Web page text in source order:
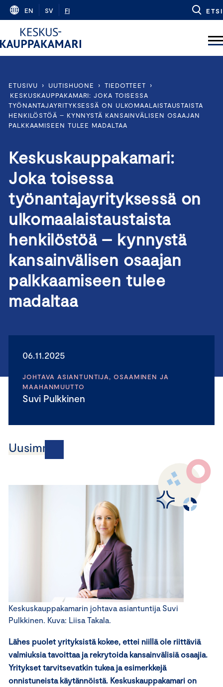
Skip
content
EN SV FI ETSI
ETUSIVU › UUTISHUONE › TIEDOTTEET
›
KESKUSKAUPPAKAMARI: JOKA TOISESSA
TYÖNANTAJAYRITYKSESSÄ ON ULKOMAALAISTAUSTAISTA
HENKILÖSTÖÄ – KYNNYSTÄ KANSAINVÄLISEN OSAAJAN
PALKKAAMISEEN TULEE MADALTAA
Keskuskauppakamari:
Joka toisessa
työnantajayrityksessä on
ulkomaalaistaustaista
henkilöstöä – kynnystä
kansainvälisen osaajan
palkkaamiseen tulee
madaltaa
06.11.2025
JOHTAVA ASIANTUNTIJA, OSAAMINEN JA
MAAHANMUUTTO
Suvi Pulkkinen
Uusimmat
Keskuskauppakamarin johtava asiantuntija Suvi
Pulkkinen. Kuva: Liisa Takala.
Lähes puolet yrityksistä kokee, ettei niillä ole riittäviä
valmiuksia tavoittaa ja rekrytoida kansainvälisiä osaajia.
Yritykset tarvitsevatkin tukea ja esimerkkejä
onnistuneista käytännöistä. Keskuskauppakamari on